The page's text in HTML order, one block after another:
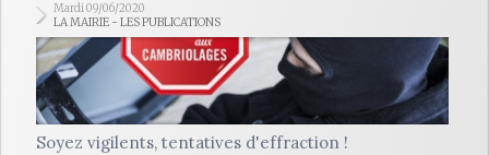
Mardi 09/06/2020
LA MAIRIE - LES PUBLICATIONS
Soyez vigilents, tentatives d'effraction !